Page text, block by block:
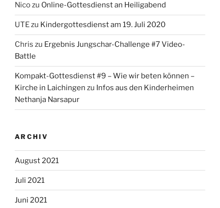
Nicozu Online-Gottesdienst an Heiligabend
UTEzu Kindergottesdienst am 19. Juli 2020
Chris zu Ergebnis Jungschar-Challenge #7 Video-
Battle
Kompakt-Gottesdienst #9 – Wie wir beten können –
Kirche in Laichingen zu Infos aus den Kinderheimen
Nethanja Narsapur
ARCHIV
August 2021
Juli 2021
Juni 2021